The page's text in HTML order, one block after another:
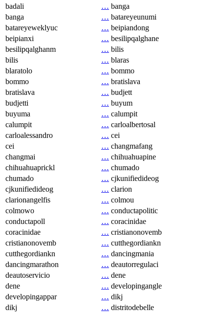
badali
… banga
banga
… batareyeunumi
batareyeweklyuc
… beipiandong
beipianxi
… besilipqalghane
besilipqalghanm
… bilis
bilis
… blaras
blaratolo
… bommo
bommo
… bratislava
bratislava
… budjett
budjetti
… buyum
buyuma
… calumpit
calumpit
… carloalbertosal
carloalessandro
… cei
cei
… changmafang
changmai
… chihuahuapine
chihuahuaprickl
… chumado
chumado
… cjkunifiedideog
cjkunifiedideog
… clarion
clarionangelfis
… colmou
colmowo
… conductapolitic
conductapoll
… coracinidae
coracinidae
… cristianonovemb
cristianonovemb
… cutthegordiankn
cutthegordiankn
… dancingmania
dancingmarathon
… deautorregulaci
deautoservicio
… dene
dene
… developingangle
developingappar
… dikj
dikj
… distritodebelle